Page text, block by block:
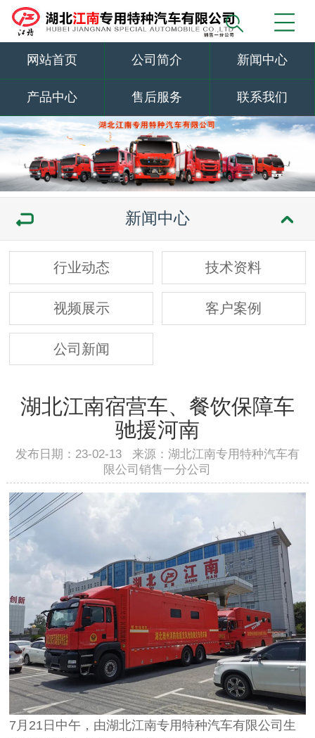
网站首页 公司简介 新闻中心
产品中心 售后服务 联系我们
新闻中心
行业动态 技术资料
视频展示 客户案例
公司新闻
湖北江南宿营车、餐饮保障车
驰援河南
发布日期：23-02-13 来源：湖北江南专用特种汽车有
限公司销售一分公司
7月21日中午，由湖北江南专用特种汽车有限公司生